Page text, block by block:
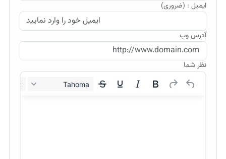
ایمیل : (ضروری)
آدرس وب
نظر شما
Tahoma
12px